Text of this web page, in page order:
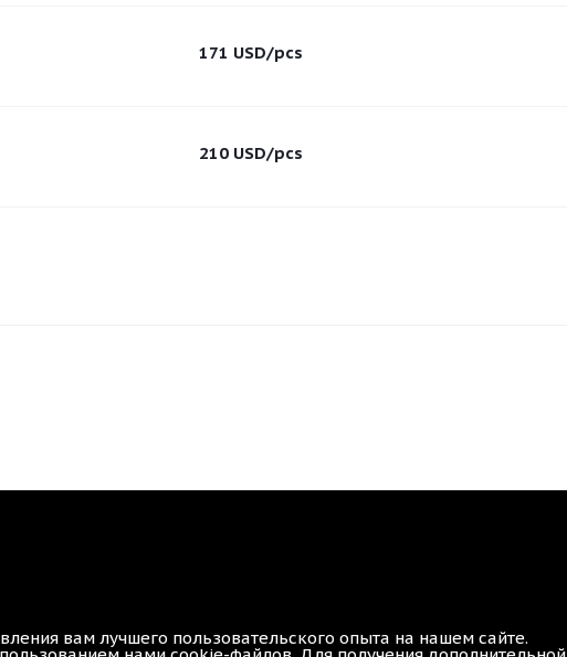
171 USD/pcs
210 USD/pcs
вам лучшего пользовательского опыта на нашем сайте.